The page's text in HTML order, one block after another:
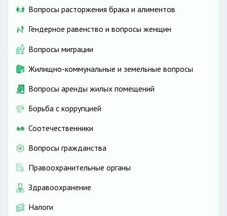
Вопросы расторжения брака и алиментов
Гендерное равенство и вопросы женщин
Вопросы миграции
Жилищно-коммунальные и земельные вопросы
Вопросы аренды жилых помещений
Борьба с коррупцией
Соотечественники
Вопросы гражданства
Правоохранительные органы
Здравоохранение
Налоги